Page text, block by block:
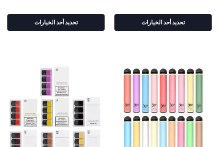
تحديد أحد الخيارات تحديد أحد الخيارات